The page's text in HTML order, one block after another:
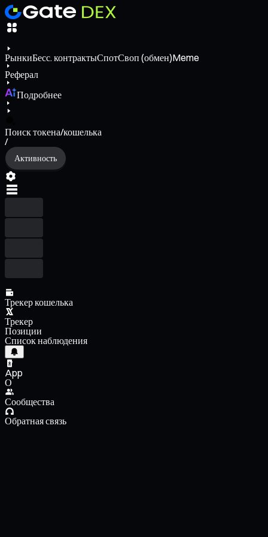
РынкиБесс. контрактыСпотСвоп (обмен)Meme
Реферал
Подробнее
Поиск токена/кошелька
/
Активность
Трекер кошелька
Трекер
Позиции
Список наблюдения
App
О
Сообщества
Обратная связь